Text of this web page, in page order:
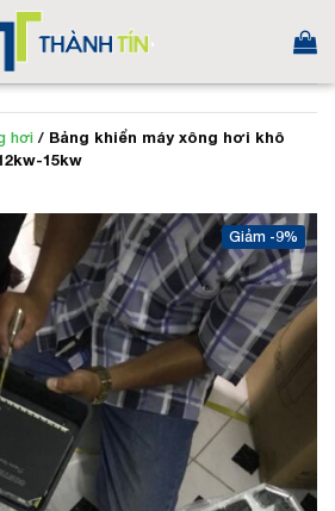
hơi / Bảng khiển máy xông hơi khô
15kw
-9%